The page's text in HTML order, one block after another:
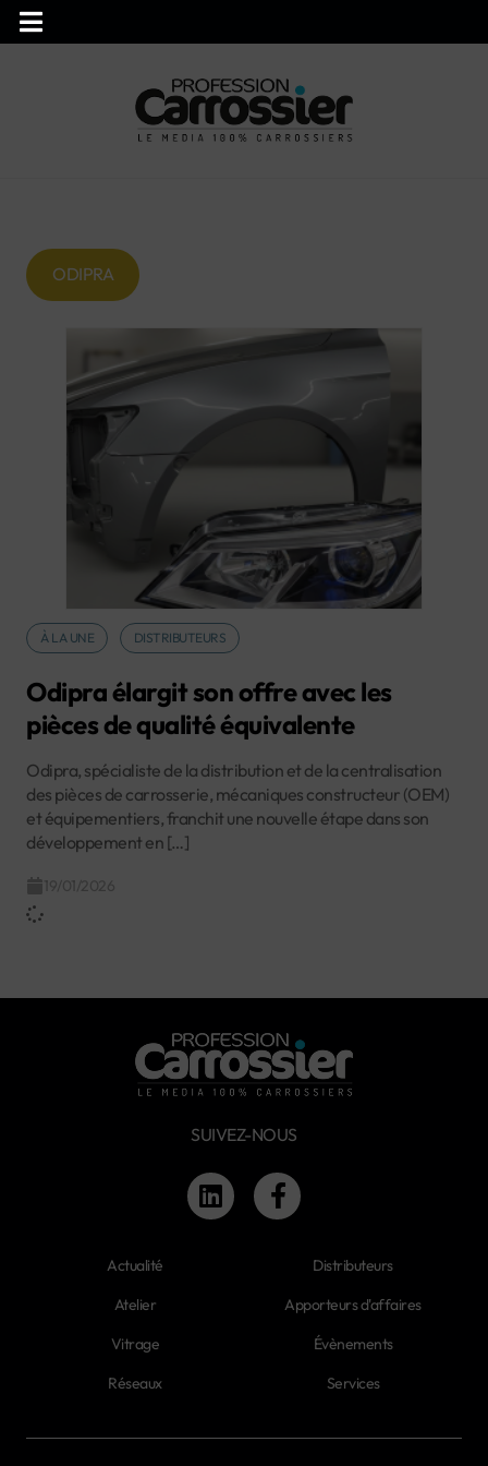
ODIPRA
À LA UNE DISTRIBUTEURS
Odipra élargit son offre avec les
pièces de qualité équivalente
Odipra, spécialiste de la distribution et de la centralisation
des pièces de carrosserie, mécaniques constructeur (OEM)
et équipementiers, franchit une nouvelle étape dans son
développement en […]
SUIVEZ-NOUS
Actualité
Atelier
Vitrage
Réseaux
Distributeurs
Apporteurs d'affaires
Évènements
Services